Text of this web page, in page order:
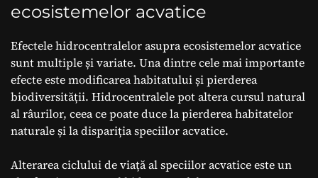
ecosistemelor acvatice
Efectele hidrocentralelor asupra ecosistemelor acvatice
sunt multiple și variate. Una dintre cele mai importante
efecte este modificarea habitatului și pierderea
biodiversității. Hidrocentralele pot altera cursul natural
al râurilor, ceea ce poate duce la pierderea habitatelor
naturale și la dispariția speciilor acvatice.
Alterarea ciclului de viață al speciilor acvatice este un